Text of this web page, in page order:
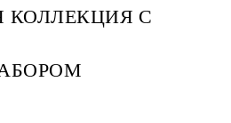
КОЛЛЕКЦИЯ С